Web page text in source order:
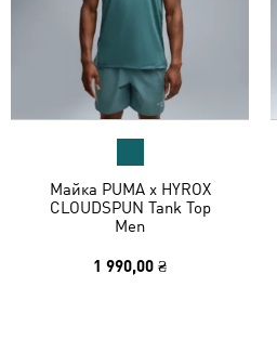
Майка PUMA x HYROX
CLOUDSPUN Tank Top
Men
1 990,00 ₴